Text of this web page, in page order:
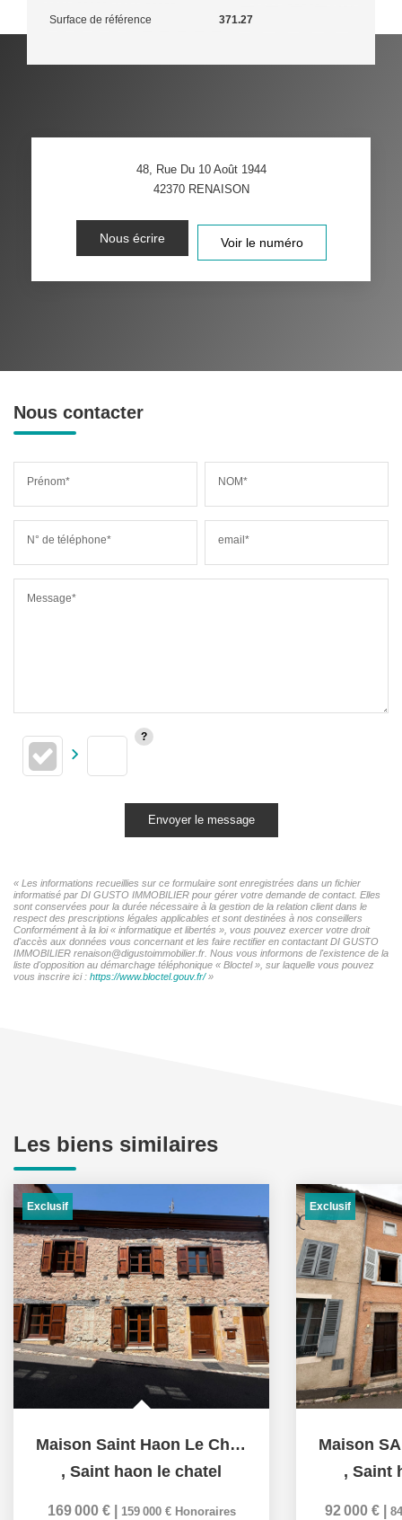
Surface de référence 371.27
48, Rue Du 10 Août 1944
42370 RENAISON
Nous écrire Voir le numéro
Nous contacter
Prénom* NOM*
N° de téléphone* email*
Message*
Envoyer le message
« Les informations recueillies sur ce formulaire sont enregistrées dans un fichier
informatisé par DI GUSTO IMMOBILIER pour gérer votre demande de contact. Elles
sont conservées pour la durée nécessaire à la gestion de la relation client dans le
respect des prescriptions légales applicables et sont destinées à nos conseillers
Conformément à la loi « informatique et libertés », vous pouvez exercer votre droit
d'accès aux données vous concernant et les faire rectifier en contactant DI GUSTO
IMMOBILIER renaison@digustoimmobilier.fr. Nous vous informons de l'existence de la
liste d'opposition au démarchage téléphonique « Bloctel », sur laquelle vous pouvez
vous inscrire ici : https://www.bloctel.gouv.fr/»
Les biens similaires
Exclusif
Maison Saint Haon Le Chatel 138 m2
, Saint haon le chatel
169 000 € 159 000 € Honoraires
Exclusif
, Saint
92 000 €